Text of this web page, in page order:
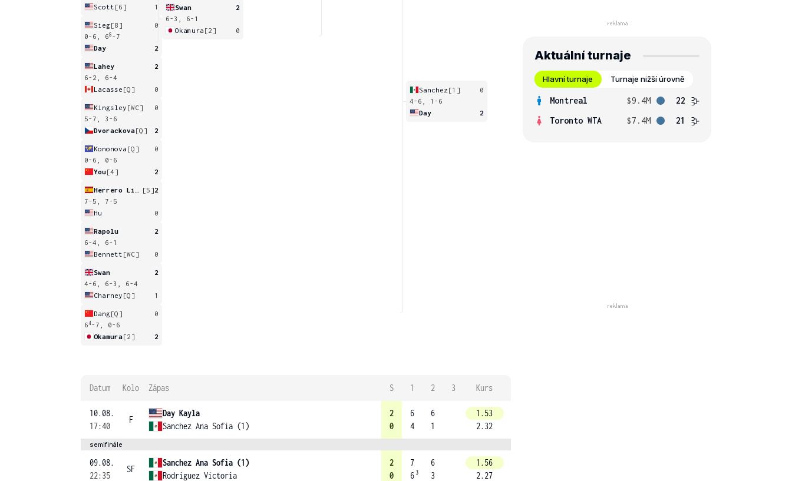
Scott [6] 1
Sieg[8]
0
0-6, 68 -7
Day
2
Lahey
2
6-2, 6-4
Lacasse [Q] 0
Kingsley [WC]
0
5-7, 3-6
Dvorackova[Q] 2
Kononova [Q]
0
0-6, 0-6
You[4] 2
[5]2
7-5, 7-5
Hu
0
Rapolu
2
6-4, 6-1
Bennett [WC] 0
Swan
2
4-6, 6-3, 6-4
Charney [Q] 1
Dang[Q]
0
64-7, 0-6
Okamura[2] 2
Swan
2
6-3, 6-1
Okamura [2] 0
Sanchez [1]
0
4-6, 1-6
Day
2
Datum Kolo Zápas S 1 2 3 Kurs
10.08.
17:40
F
Day Kayla
Sanchez Ana Sofia (1)
2
0
6
4
6
1
1.53
2.32
semifinále
09.08.
22:35
SF
Sanchez Ana Sofia (1)
Rodriguez Victoria
2
0
7
6 3
6
3
1.56
2.27
Aktuální turnaje
Hlavní turnaje Turnaje nižší úrovně
Montreal $9.4M
22
Toronto WTA
$7.4M 21